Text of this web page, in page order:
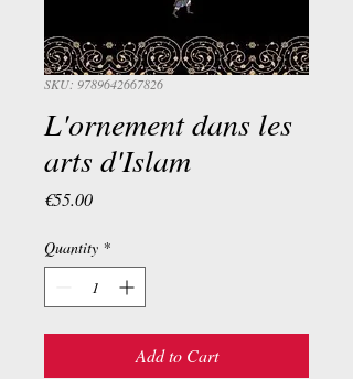
SKU: 9789642667826
L'ornement dans les
arts d'Islam
€55.00Price
Quantity *
Add to Cart